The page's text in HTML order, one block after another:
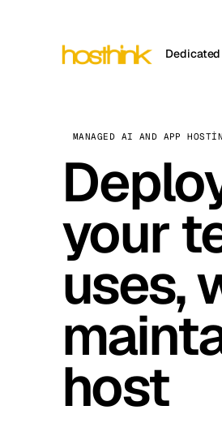
Güney
(4)
Kuzey
Okyanusya
MANAGED AI AND APP
your
uses,
host